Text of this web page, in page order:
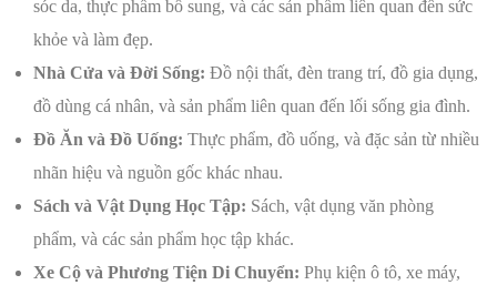
sóc da, thực phẩm bổ sung, và các sản phẩm liên quan đến sức
khỏe và làm đẹp.
Nhà Cửa và Đời Sống: Đồ nội thất, đèn trang trí, đồ gia dụng,
đồ dùng cá nhân, và sản phẩm liên quan đến lối sống gia đình.
Đồ Ăn và Đồ Uống: Thực phẩm, đồ uống, và đặc sản từ nhiều
nhãn hiệu và nguồn gốc khác nhau.
Sách và Vật Dụng Học Tập: Sách, vật dụng văn phòng
phẩm, và các sản phẩm học tập khác.
Xe Cộ và Phương Tiện Di Chuyển: Phụ kiện ô tô, xe máy,